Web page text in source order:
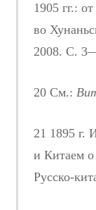
1905 гг.:
во
2008. С.
20 См.:
21 1895 г.
и Китаем
Русско-